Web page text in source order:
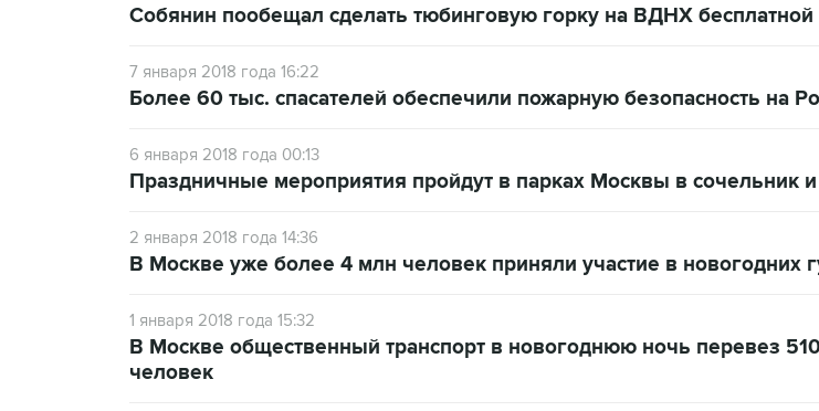
Собянин пообещал сделать тюбинговую горку на ВДНХ бесплатной
7 января 2018 года 16:22
Более 60 тыс. спасателей обеспечили пожарную безопасность на
6 января 2018 года 00:13
Праздничные мероприятия пройдут в парках Москвы в сочельник
2 января 2018 года 14:36
В Москве уже более 4 млн человек приняли участие в новогодних
1 января 2018 года 15:32
В Москве общественный транспорт в новогоднюю ночь перевез
человек